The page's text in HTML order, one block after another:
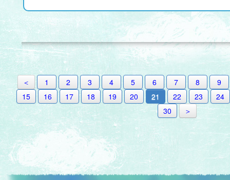
＜ 1 2 3 4 5 6 7 8
9
15
16 17 18 19 20 21 22 23
24
30
＞